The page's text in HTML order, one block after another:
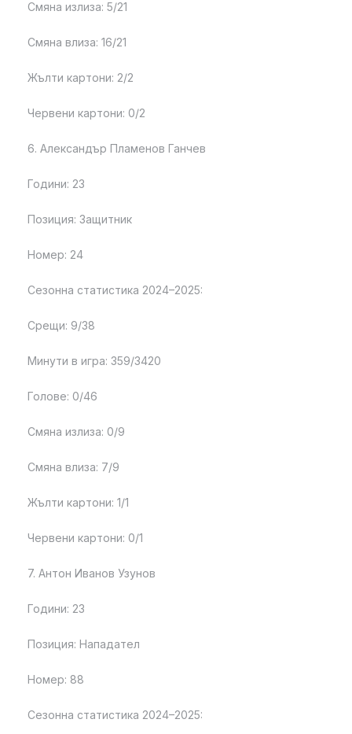
Смяна излиза: 5/21
Смяна влиза: 16/21
Жълти картони: 2/2
Червени картони: 0/2
6. Александър Пламенов Ганчев
Години: 23
Позиция: Защитник
Номер: 24
Сезонна статистика 2024–2025:
Срещи: 9/38
Минути в игра: 359/3420
Голове: 0/46
Смяна излиза: 0/9
Смяна влиза: 7/9
Жълти картони: 1/1
Червени картони: 0/1
7. Антон Иванов Узунов
Години: 23
Позиция: Нападател
Номер: 88
Сезонна статистика 2024–2025: